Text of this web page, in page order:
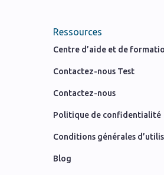
Ressources
Centre d’aide et de
Contactez-nous Test
Contactez-nous
Politique de confidentialité
Conditions générales
Blog